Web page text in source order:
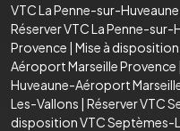
VTC La Penne-sur-
Réserver VTC La Penne-
Provence | Mise à
Aéroport Marseille Provence |
Huveaune-Aéroport
Les-Vallons | Réserver VTC
disposition VTC Septèmes-